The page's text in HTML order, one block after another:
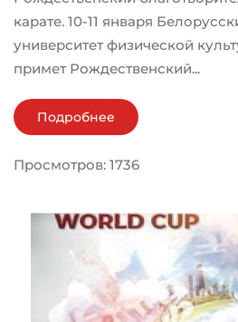
карате. 10-11 января
университет физической
примет Рождественский...
Подробнее
Просмотров: 1736